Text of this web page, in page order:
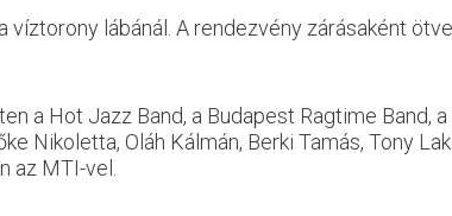
lábánál. A rendezvény zárásaként
a Hot Jazz Band, a Budapest Ragtime Band, a
Nikoletta, Oláh Kálmán, Berki Tamás, Tony
az MTI-vel.